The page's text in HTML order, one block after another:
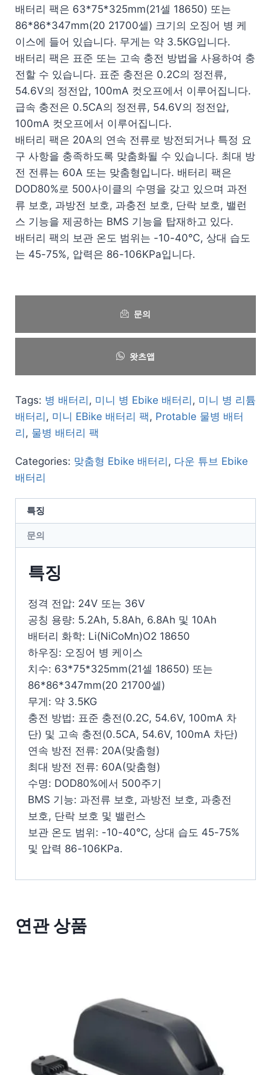
배터리 팩은 63*75*325mm(21셀 18650) 또는
86*86*347mm(20 21700셀) 크기의 오징어 병 케
이스에 들어 있습니다. 무게는 약 3.5KG입니다.
배터리 팩은 표준 또는 고속 충전 방법을 사용하여 충
전할 수 있습니다. 표준 충전은 0.2C의 정전류,
54.6V의 정전압, 100mA 컷오프에서 이루어집니다.
급속 충전은 0.5CA의 정전류, 54.6V의 정전압,
100mA 컷오프에서 이루어집니다.
배터리 팩은 20A의 연속 전류로 방전되거나 특정 요
구 사항을 충족하도록 맞춤화될 수 있습니다. 최대 방
전 전류는 60A 또는 맞춤형입니다. 배터리 팩은
DOD80%로 500사이클의 수명을 갖고 있으며 과전
류 보호, 과방전 보호, 과충전 보호, 단락 보호, 밸런
스 기능을 제공하는 BMS 기능을 탑재하고 있다.
배터리 팩의 보관 온도 범위는 -10-40℃, 상대 습도
는 45-75%, 압력은 86-106KPa입니다.
문의
왓츠앱
Tags: 병 배터리 , 미니 병 Ebike 배터리 , 미니 병 리튬
배터리 , 미니 EBike 배터리 팩, Protable 물병 배터
리 , 물병 배터리 팩
Categories: 맞춤형 Ebike 배터리 , 다운 튜브 Ebike
배터리
특징
문의
특징
정격 전압: 24V 또는 36V
공칭 용량: 5.2Ah, 5.8Ah, 6.8Ah 및 10Ah
배터리 화학: Li(NiCoMn)O2 18650
하우징: 오징어 병 케이스
치수: 63*75*325mm(21셀 18650) 또는
86*86*347mm(20 21700셀)
무게: 약 3.5KG
충전 방법: 표준 충전(0.2C, 54.6V, 100mA 차
단) 및 고속 충전(0.5CA, 54.6V, 100mA 차단)
연속 방전 전류: 20A(맞춤형)
최대 방전 전류: 60A(맞춤형)
수명: DOD80%에서 500주기
BMS 기능: 과전류 보호, 과방전 보호, 과충전
보호, 단락 보호 및 밸런스
보관 온도 범위: -10-40℃, 상대 습도 45-75%
및 압력 86-106KPa.
연관 상품